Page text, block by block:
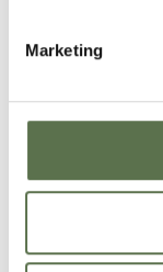
Marketing
Cæsarsalat
Køkkentid
Mini